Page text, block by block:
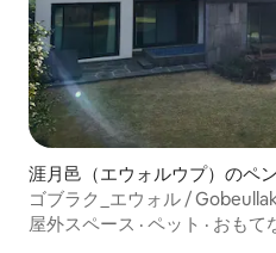
涯月邑（エウォルウプ）のペ
ゴブラク_エウォル /
屋外スペース · ペット · おもて